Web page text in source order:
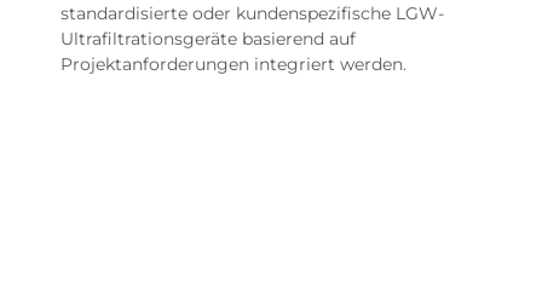
standardisierte oder kundenspezifische LGW-
Ultrafiltrationsgeräte basierend auf
Projektanforderungen integriert werden.